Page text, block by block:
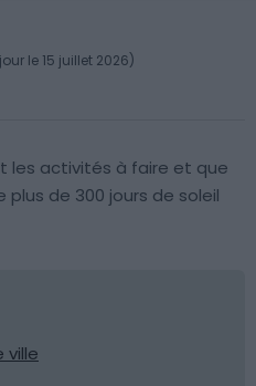
le 15 juillet 2026)
les activités à faire et que
de 300 jours de soleil
ville